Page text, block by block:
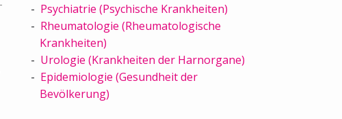
Psychiatrie (Psychische Krankheiten)
Rheumatologie (Rheumatologische
Krankheiten)
Urologie (Krankheiten der Harnorgane)
Epidemiologie (Gesundheit der
Bevölkerung)